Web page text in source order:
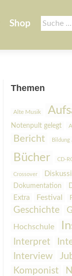
Suche
nach:
Shop
Themen
Alte Musik
Notenpult gelegt
Bericht Bildung
Bücher CD-
Crossover
Dokumentation
Extra Festival
Geschichte
Hochschule
Interpret
Interview
Komponist